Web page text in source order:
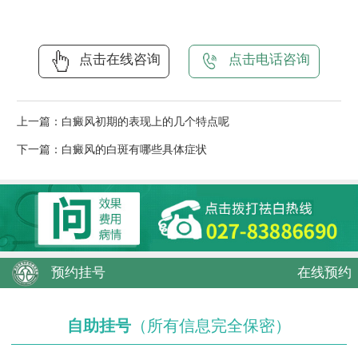
点击在线咨询 点击电话咨询
上一篇： 白癜风初期的表现上的几个特点呢
下一篇： 白癜风的白斑有哪些具体症状
预约挂号 在线预约
自助挂号 （所有信息完全保密）